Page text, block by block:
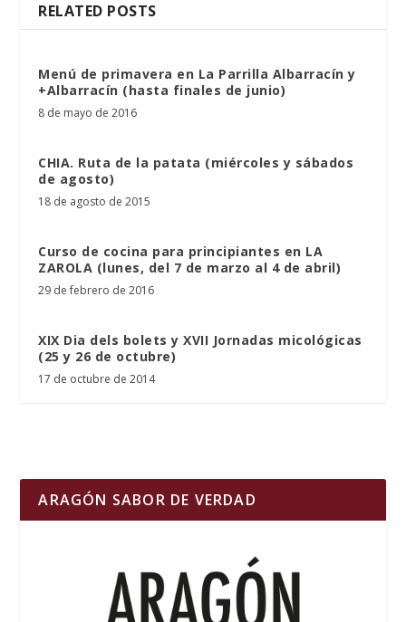
RELATED POSTS
Menú de primavera en La Parrilla Albarracín y
+Albarracín (hasta finales de junio)
8 de mayo de 2016
CHIA. Ruta de la patata (miércoles y sábados
de agosto)
18 de agosto de 2015
Curso de cocina para principiantes en LA
ZAROLA (lunes, del 7 de marzo al 4 de abril)
29 de febrero de 2016
XIX Dia dels bolets y XVII Jornadas micológicas
(25 y 26 de octubre)
17 de octubre de 2014
ARAGÓN SABOR DE VERDAD